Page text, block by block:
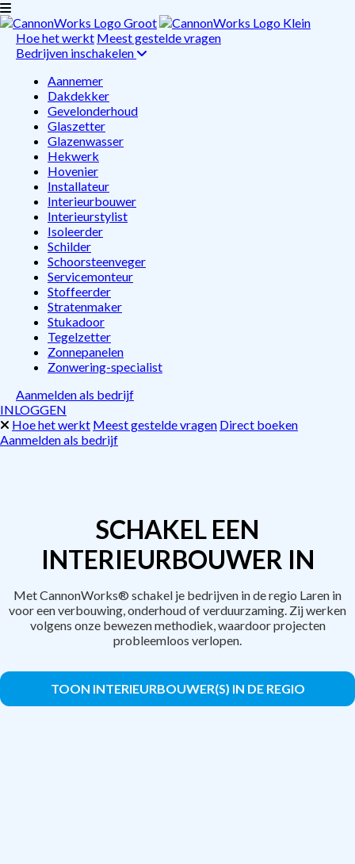
Hoe het werkt Meest gestelde vragen
Bedrijven inschakelen
Aannemer
Dakdekker
Gevelonderhoud
Glaszetter
Glazenwasser
Hekwerk
Hovenier
Installateur
Interieurbouwer
Interieurstylist
Isoleerder
Schilder
Schoorsteenveger
Servicemonteur
Stoffeerder
Stratenmaker
Stukadoor
Tegelzetter
Zonnepanelen
Zonwering-specialist
Aanmelden als bedrijf
INLOGGEN
Hoe het werkt Meest gestelde vragen Direct boeken
Aanmelden als bedrijf
SCHAKEL EEN
INTERIEURBOUWER IN
Met CannonWorks® schakel je bedrijven in de regio Laren in
voor een verbouwing, onderhoud of verduurzaming. Zij werken
volgens onze bewezen methodiek, waardoor projecten
probleemloos verlopen.
TOON INTERIEURBOUWER(S) IN DE REGIO